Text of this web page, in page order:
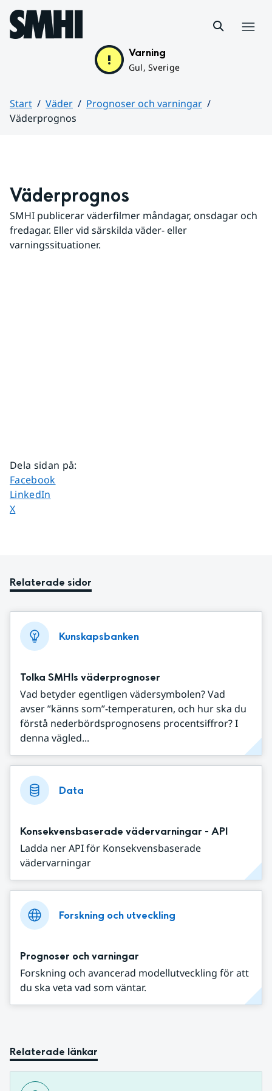
Hoppa till sidans innehåll
Varning
Gul, Sverige
Start Väder
Prognoser och varningar
Väderprognos
Väderprognos
SMHI publicerar väderfilmer måndagar, onsdagar och
fredagar. Eller vid särskilda väder- eller
varningssituationer.
Dela sidan på:
Dela sidan på
Facebook
Dela sidan på
LinkedIn
Dela sidan på
X
Relaterade sidor
Kunskapsbanken
Tolka SMHIs väderprognoser
Vad betyder egentligen vädersymbolen? Vad
avser ”känns som”-temperaturen, och hur ska du
förstå nederbördsprognosens procentsiffror? I
denna vägled...
Data
Konsekvensbaserade vädervarningar - API
Ladda ner API för Konsekvensbaserade
vädervarningar
Forskning och utveckling
Prognoser och varningar
Forskning och avancerad modellutveckling för att
du ska veta vad som väntar.
Relaterade länkar